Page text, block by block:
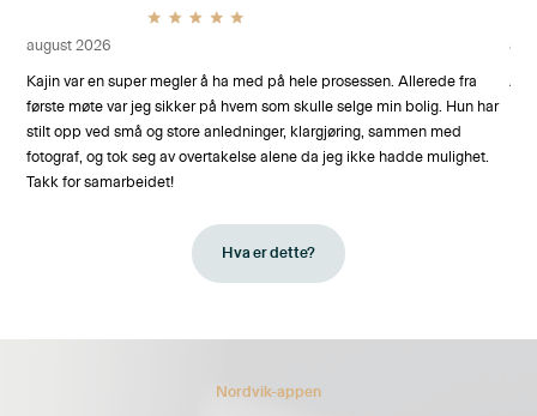
august 2026
Kajin var en super megler å ha med på hele prosessen. Allerede fra
første møte var jeg sikker på hvem som skulle selge min bolig. Hun har
stilt opp ved små og store anledninger, klargjøring, sammen med
fotograf, og tok seg av overtakelse alene da jeg ikke hadde mulighet.
Takk for samarbeidet!
Ar
Hva er dette?
Nordvik-appen